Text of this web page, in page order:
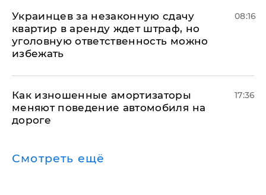
Украинцев за незаконную сдачу
квартир в аренду ждет штраф, но
уголовную ответственность можно
избежать
08:16
Как изношенные амортизаторы
меняют поведение автомобиля на
дороге
17:36
Смотреть ещё